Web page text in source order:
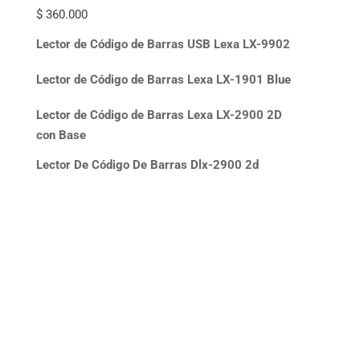
$360.000
Lector de Código de Barras USB Lexa LX-9902
Lector de Código de Barras Lexa LX-1901 Blue
Lector de Código de Barras Lexa LX-2900 2D
con Base
Lector De Código De Barras Dlx-2900 2d